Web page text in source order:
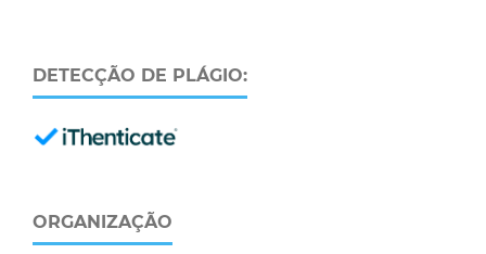
DETECÇÃO DE PLÁGIO:
ORGANIZAÇÃO